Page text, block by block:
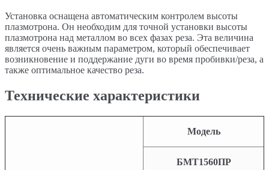
Установка оснащена автоматическим контролем высоты
плазмотрона. Он необходим для точной установки высоты
плазмотрона над металлом во всех фазах реза. Эта величина
является очень важным параметром, который обеспечивает
возникновение и поддержание дуги во время пробивки/реза, а
также оптимальное качество реза.
Технические характеристики
Модель
БМТ1560ПР